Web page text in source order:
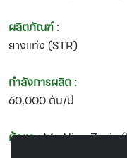
ผลิตภัณฑ์ :
ยางแท่ง (STR)
กำลังการผลิต :
60,000 ตัน/ปี
ผู้ดูแล :Mr. Ning Zexin